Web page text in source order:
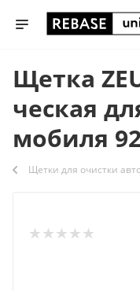
Щетка
ческая
мобиля
Щетки для очистки